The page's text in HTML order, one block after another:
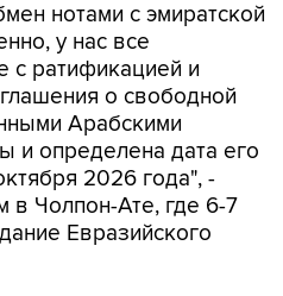
нотами с эмиратской
у нас все
с ратификацией и
о свободной
Арабскими
и определена дата его
2026 года", -
в Чолпон-Ате, где 6-7
Евразийского